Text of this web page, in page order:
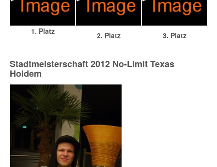
1. Platz 2. Platz 3. Platz
Stadtmeisterschaft 2012 No-Limit Texas
Holdem